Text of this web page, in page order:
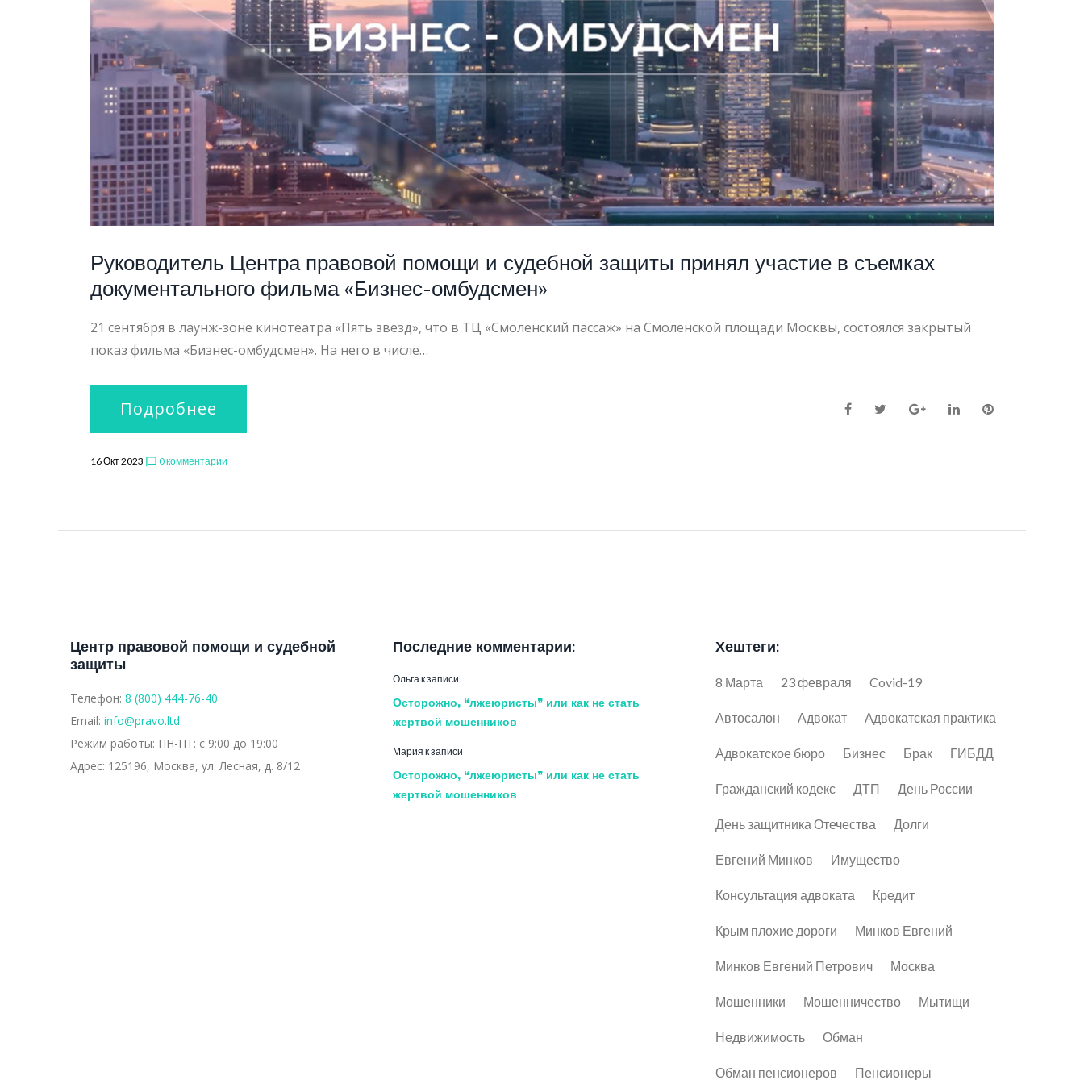
Руководитель Центра правовой помощи и судебной защиты принял участие в съемках
документального фильма «Бизнес-омбудсмен»
21 сентября в лаунж-зоне кинотеатра «Пять звезд», что в ТЦ «Смоленский пассаж» на Смоленской площади Москвы, состоялся закрытый
показ фильма «Бизнес-омбудсмен». На него в числе…
Подробнее FacebookTwitter Google+LinkedIn
16 Окт 2023 chat_bubble_outline 0 комментарии
Центр правовой помощи и судебной
защиты
Телефон: 8 (800) 444-76-40
Email: info@pravo.ltd
Режим работы: ПН-ПТ: с 9:00 до 19:00
Адрес: 125196, Москва, ул. Лесная, д. 8/12
Последние комментарии:
Ольга к записи
Осторожно, “лжеюристы” или как не стать
жертвой мошенников
Мария к записи
Осторожно, “лжеюристы” или как не стать
жертвой мошенников
Хештеги:
8 Марта 23 февраля Covid-19
Автосалон Адвокат Адвокатская практика
Адвокатское бюро Бизнес Брак ГИБДД
Гражданский кодекс ДТП День России
День защитника Отечества Долги
Евгений Минков Имущество
Консультация адвоката Кредит
Крым плохие дороги Минков Евгений
Минков Евгений Петрович Москва
Мошенники Мошенничество Мытищи
Недвижимость Обман
Обман пенсионеров Пенсионеры